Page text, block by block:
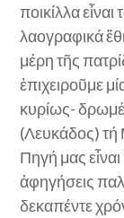
ποικίλλα
λαογραφικά
μέρη τῆς
ἐπιχειροῦμε
κυρίως-
(Λευκάδος)
Πηγή μας
ἀφηγήσεις
δεκαπέντε